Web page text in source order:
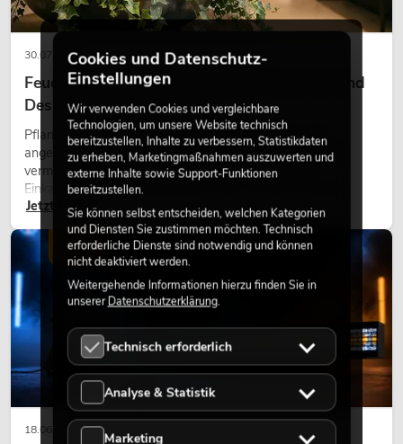
30.07.2026
Feuerhemmende Kunstpflanzen: Sicherheit und
Design perfekt kombiniert
Pflanzen machen Räume lebendig. Sie schaffen eine
angenehme Atmosphäre, verbessern das Ambiente und
vermitteln Natürlichkeit. Ob in Hotels, Restaurants,
Einkaufszentren, Bürogebäuden oder auf Messeständen:
eine hochwertige Begrünung gehört heute längst zum
modernen Raumkonzept.
Jetzt lesen
18.06.2026
LICHT
Cookies und Datenschutz-
Einstellungen
Wir verwenden Cookies und vergleichbare
Technologien, um unsere Website technisch
bereitzustellen, Inhalte zu verbessern, Statistikdaten
zu erheben, Marketingmaßnahmen auszuwerten und
externe Inhalte sowie Support-Funktionen
bereitzustellen.
Sie können selbst entscheiden, welchen Kategorien
und Diensten Sie zustimmen möchten. Technisch
erforderliche Dienste sind notwendig und können
nicht deaktiviert werden.
Weitergehende Informationen hierzu finden Sie in
unsererDatenschutzerklärung.
Technisch erforderlich
Analyse & Statistik
Marketing